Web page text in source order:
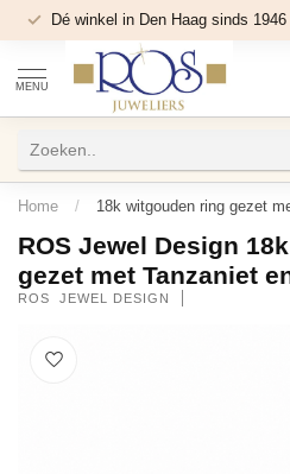
Dé winkel in Den Haag sinds 1946
MENU
Home / 18k witgouden ring gezet
ROS Jewel Design
gezet met Tanzaniet
ROS  JEWEL DESIGN